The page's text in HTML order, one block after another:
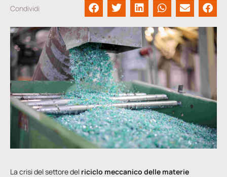
Condividi
La crisi del settore del riciclo meccanico delle materie